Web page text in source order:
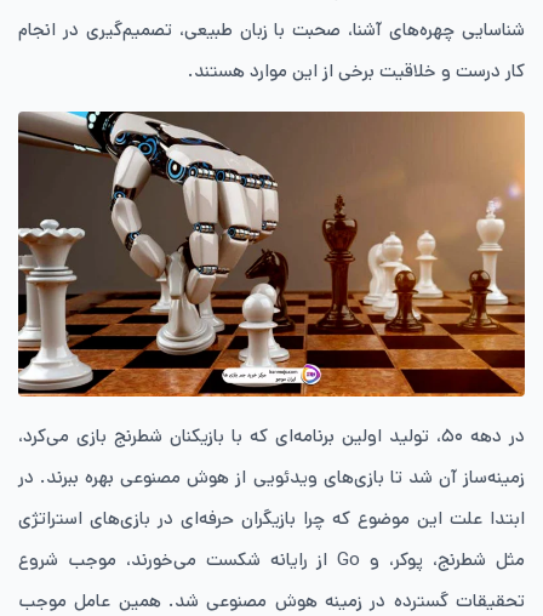
شناسایی چهره‌های آشنا، صحبت با زبان طبیعی‌، تصمیم‌گیری در انجام
کار درست و خلاقیت برخی از این موارد هستند.
در دهه ۵۰، تولید اولین برنامه‌ای که با بازیکنان شطرنج بازی می‌کرد،
زمینه‌ساز آن شد تا بازی‌های ویدئویی از هوش مصنوعی بهره ببرند. در
ابتدا علت این موضوع که چرا بازیگران حرفه‌ای در بازی‌های استراتژی
مثل شطرنج‌، پوکر‌، و Go از رایانه شکست می‌خورند، موجب شروع
تحقیقات گسترده در زمینه هوش مصنوعی شد. همین عامل موجب